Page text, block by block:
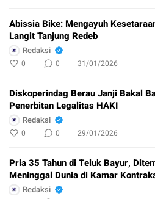
Abissia Bike: Mengayuh
Langit Tanjung Redeb
Redaksi
0 0 31/01/2026
Diskoperindag Berau Janji Bakal
Penerbitan Legalitas HAKI
Redaksi
0 0 29/01/2026
Pria 35 Tahun di Teluk Bayur,
Meninggal Dunia di Kamar
Redaksi